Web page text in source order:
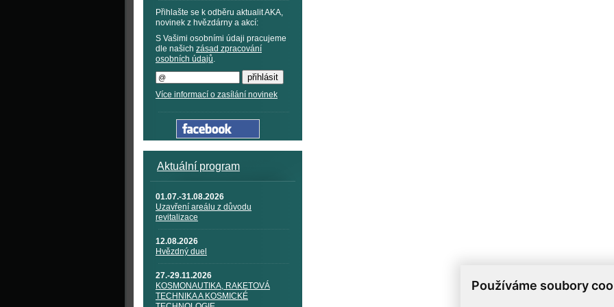
Používáme soubory
Přihlašte se k odběru aktualit AKA,
novinek z hvězdárny a akcí:
S Vašimi osobními údaji pracujeme
dle našich zásad zpracování
osobních údajů.
Více informací o zasílání novinek
Aktuální program
01.07.-31.08.2026
Uzavření areálu z důvodu
revitalizace
12.08.2026
Hvězdný duel
27.-29.11.2026
KOSMONAUTIKA, RAKETOVÁ
TECHNIKA A KOSMICKÉ